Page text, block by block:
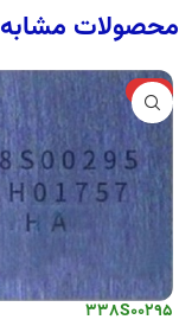
محصولات مشابه
-12%
338S00295